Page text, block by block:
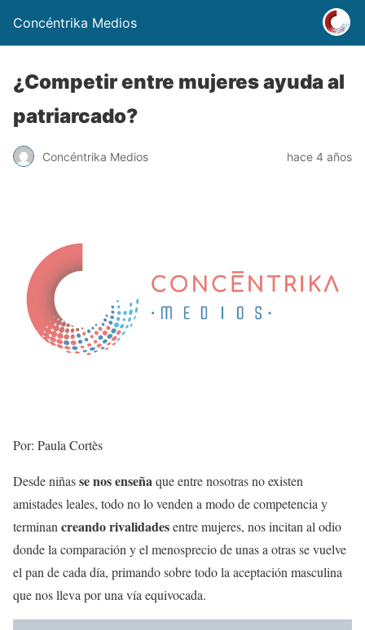
Concéntrika Medios
¿Competir entre mujeres ayuda al
patriarcado?
Concéntrika Medios hace 4 años
Por: Paula Cortès
Desde niñasse nos enseñaque entre nosotras no existen
amistades leales, todo no lo venden a modo de competencia y
terminancreando rivalidadesentre mujeres, nos incitan al odio
donde la comparación y el menosprecio de unas a otras se vuelve
el pan de cada día, primando sobre todo la aceptación masculina
que nos lleva por una vía equivocada.